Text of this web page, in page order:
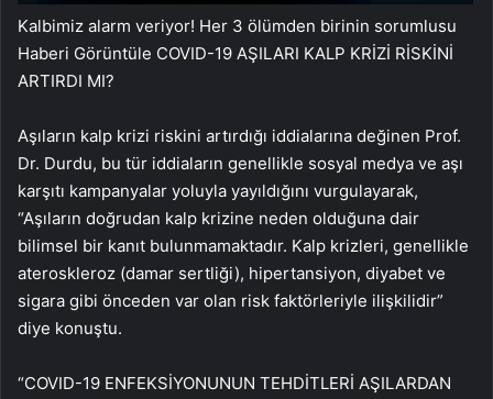
Kalbimiz alarm veriyor! Her 3 ölümden birinin sorumlusu
Haberi Görüntüle COVID-19 AŞILARI KALP KRİZİ RİSKİNİ
ARTIRDI MI?
Aşıların kalp krizi riskini artırdığı iddialarına değinen Prof.
Dr. Durdu, bu tür iddiaların genellikle sosyal medya ve aşı
karşıtı kampanyalar yoluyla yayıldığını vurgulayarak,
“Aşıların doğrudan kalp krizine neden olduğuna dair
bilimsel bir kanıt bulunmamaktadır. Kalp krizleri, genellikle
ateroskleroz (damar sertliği), hipertansiyon, diyabet ve
sigara gibi önceden var olan risk faktörleriyle ilişkilidir”
diye konuştu.
“COVID-19 ENFEKSİYONUNUN TEHDİTLERİ AŞILARDAN